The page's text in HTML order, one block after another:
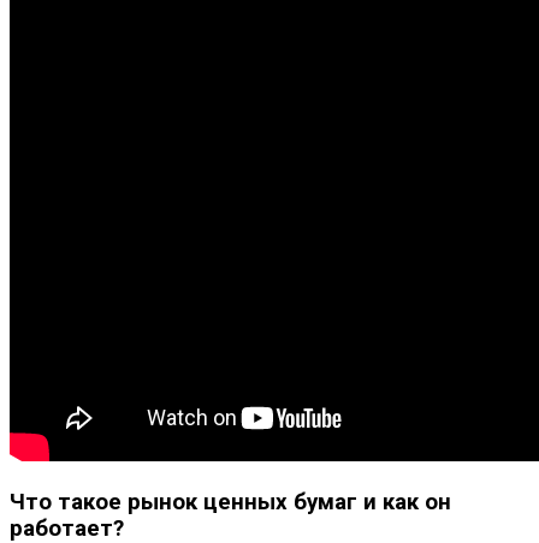
Что такое рынок ценных бумаг и как он
работает?